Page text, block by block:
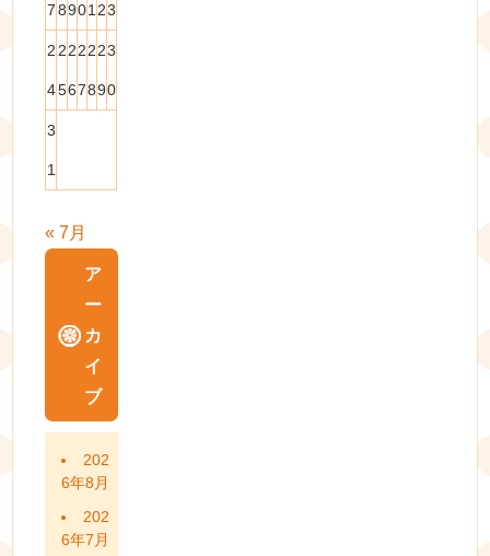
78901 23
2
4
2
5
2
6
2
7
2
8
2
9
3
0
3
1
« 7月
ア
ー
カ
イ
ブ
202
6年8月
202
6年7月